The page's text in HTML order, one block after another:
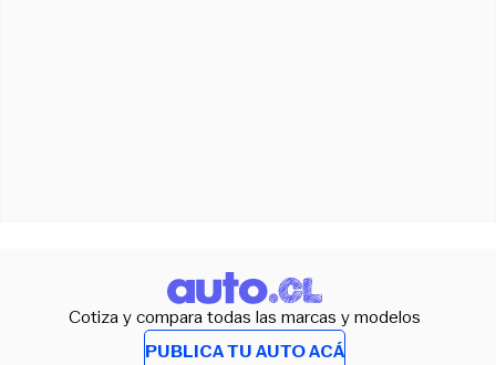
Cotiza y compara todas las marcas y modelos
PUBLICA TU AUTO ACÁ